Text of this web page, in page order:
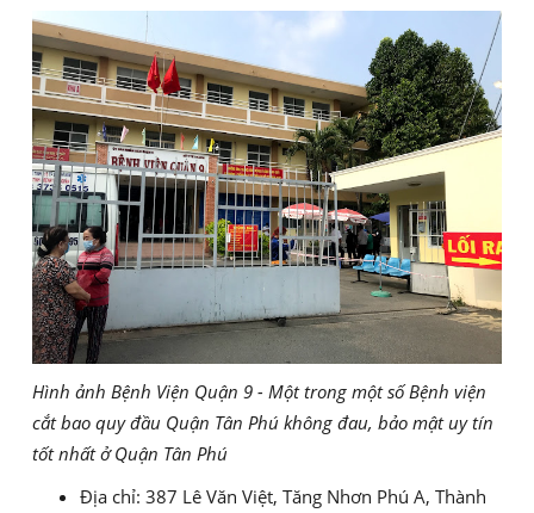
Hình ảnh Bệnh Viện Quận 9 - Một trong một số Bệnh viện
cắt bao quy đầu Quận Tân Phú không đau, bảo mật uy tín
tốt nhất ở Quận Tân Phú
Địa chỉ: 387 Lê Văn Việt, Tăng Nhơn Phú A, Thành